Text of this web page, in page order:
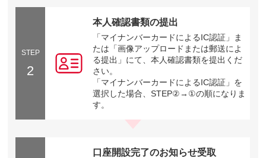
STEP
2
本人確認書類の提出
「マイナンバーカードによるIC認証」ま
たは「画像アップロードまたは郵送によ
る提出」にて、本人確認書類を提出くだ
さい。
「マイナンバーカードによるIC認証」を
選択した場合、STEP②→①の順になりま
す。
口座開設完了のお知らせ受取